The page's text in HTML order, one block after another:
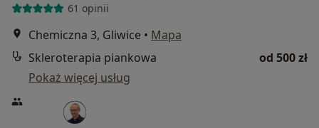
61 opinii
Chemiczna 3, Gliwice • Mapa
Skleroterapia piankowa
od 500 zł
Pokaż więcej usług